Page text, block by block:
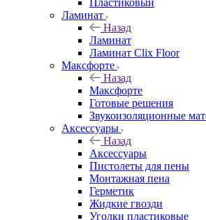
Пластиковый
Ламинат
Назад
Ламинат
Ламинат Clix Floor
Максфорте
Назад
Максфорте
Готовые решения
Звукоизоляционные
Аксессуары
Назад
Аксессуары
Пистолеты для пены
Монтажная пена
Герметик
Жидкие гвозди
Уголки пластиковые